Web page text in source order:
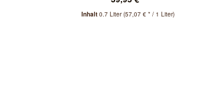
Inhalt 0.7 Liter(57,07 € * / 1 Liter)